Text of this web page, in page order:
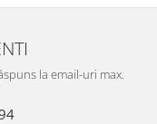
la email-uri max.